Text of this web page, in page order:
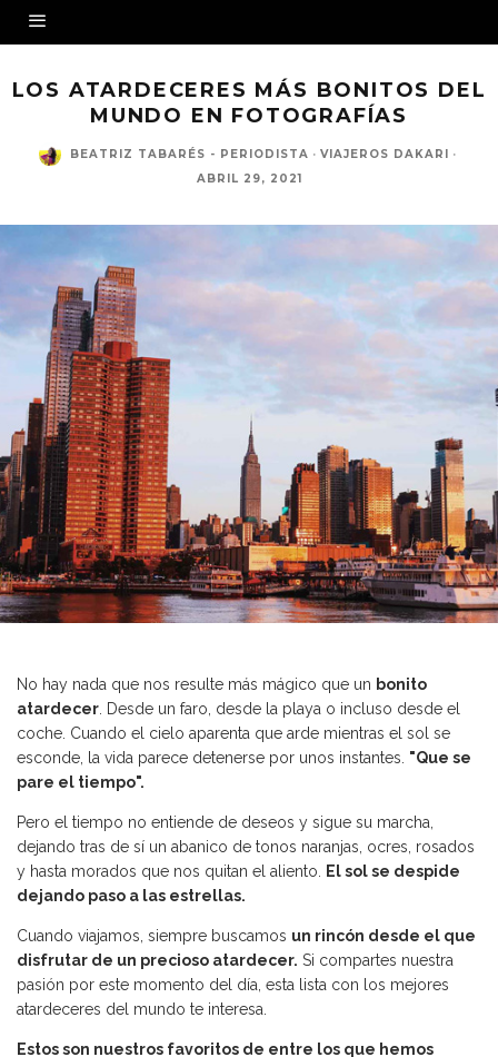
LOS ATARDECERES MÁS BONITOS DEL
MUNDO EN FOTOGRAFÍAS
BEATRIZ TABARÉS - PERIODISTA · VIAJEROS DAKARI ·
ABRIL 29, 2021
No hay nada que nos resulte más mágico que un bonito
atardecer. Desde un faro, desde la playa o incluso desde el
coche. Cuando el cielo aparenta que arde mientras el sol se
esconde, la vida parece detenerse por unos instantes. "Que se
pare el tiempo".
Pero el tiempo no entiende de deseos y sigue su marcha,
dejando tras de sí un abanico de tonos naranjas, ocres, rosados
y hasta morados que nos quitan el aliento. El sol se despide
dejando paso a las estrellas.
Cuando viajamos, siempre buscamos un rincón desde el que
disfrutar de un precioso atardecer. Si compartes nuestra
pasión por este momento del día, esta lista con los mejores
atardeceres del mundo te interesa.
Estos son nuestros favoritos de entre los que hemos